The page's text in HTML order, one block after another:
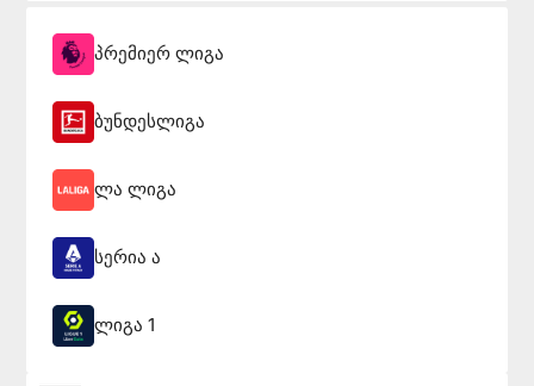
პრემიერ ლიგა
ბუნდესლიგა
ლა ლიგა
სერია ა
ლიგა 1